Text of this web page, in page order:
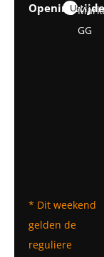
Uden
GG
* Dit weekend
gelden de
reguliere